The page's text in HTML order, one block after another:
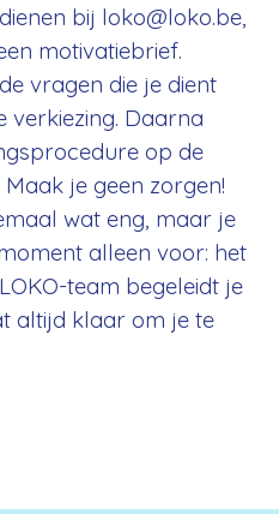
bij loko@loko.be,
motivatiebrief.
vragen die je dient
verkiezing. Daarna
op de
je geen zorgen!
wat eng, maar je
alleen voor: het
team begeleidt je
altijd klaar om je te